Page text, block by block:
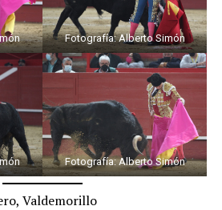
Fotografía: Alberto Simón
Fotografía: Alberto Simón
Valdemorillo